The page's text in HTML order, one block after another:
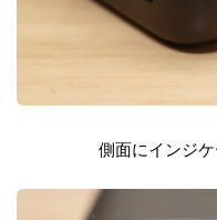
側面にインジ